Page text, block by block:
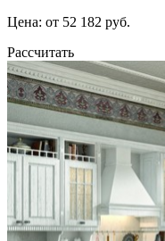
Цена: от 52 182 руб.
Рассчитать